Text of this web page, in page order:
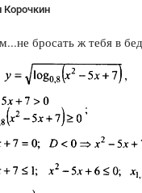
Корочкин
бросать ж тебя в